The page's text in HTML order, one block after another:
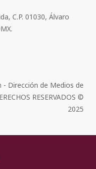
C.P. 01030, Álvaro
Dirección de Medios de
RESERVADOS ©
2025